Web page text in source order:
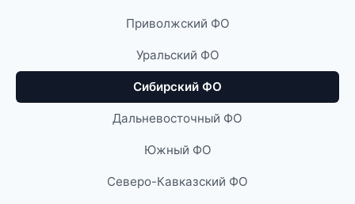
Приволжский ФО
Уральский ФО
Сибирский ФО
Дальневосточный ФО
Южный ФО
Северо-Кавказский ФО